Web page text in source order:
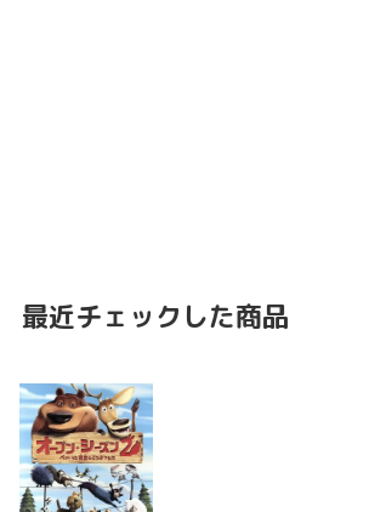
最近チェックした商品